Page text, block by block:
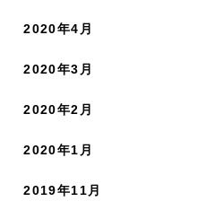
2020年4月
2020年3月
2020年2月
2020年1月
2019年11月